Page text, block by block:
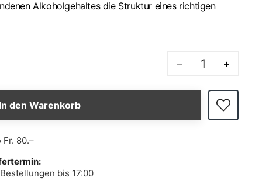
Alkoholgehaltes die Struktur eines richtigen
– +
den Warenkorb
Fr. 80.–
bis 17:00